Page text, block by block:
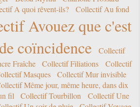
A quoi rêvent-ils?
Collectif Au fond
Avouez que c'est
coïncidence
Collectif
Fraîche Collectif Filiations
Collectif
Masques
Collectif Mur invisible
Même jour, même heure, dans dix
fil Collectif Tourbillon
Collectif Une